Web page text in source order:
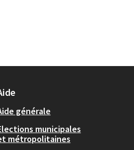
générale
municipales
métropolitaines